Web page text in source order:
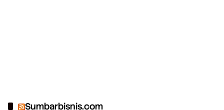
Sumbarbisnis.com